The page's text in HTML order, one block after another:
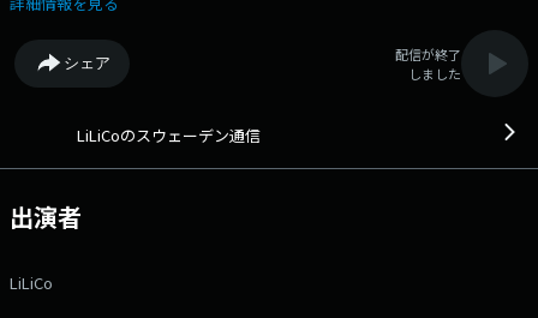
シェア
配信が終了
しました
LiLiCoのスウェーデン通信
出演者
LiLiCo